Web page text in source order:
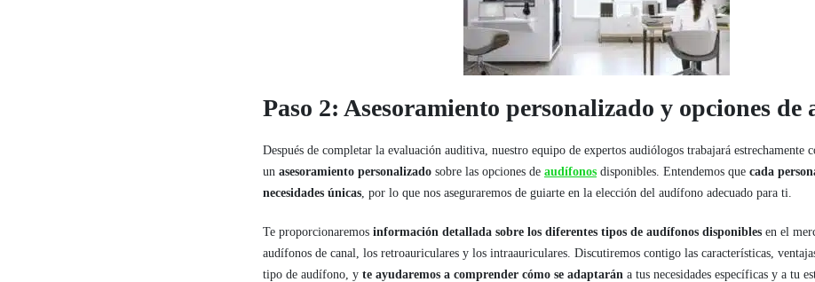
Paso 2: Asesoramiento personalizado y opciones de
Después de completar la evaluación auditiva, nuestro equipo de expertos audiólogos trabajará estrechamente
un asesoramiento personalizado sobre las opciones de audífonos disponibles. Entendemos que cada
necesidades únicas, por lo que nos aseguraremos de guiarte en la elección del audífono adecuado para ti.
Te proporcionaremos información detallada sobre los diferentes tipos de audífonos disponibles en el
audífonos de canal, los retroauriculares y los intraauriculares. Discutiremos contigo las características,
tipo de audífono, y te ayudaremos a comprender cómo se adaptarán a tus necesidades específicas y a tu